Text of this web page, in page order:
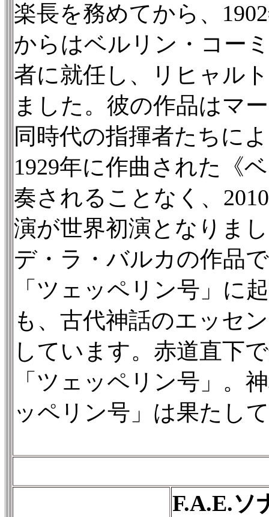
楽長を務めてから、
からはベルリン・コー
者に就任し、リヒャル
ました。彼の作品はマ
同時代の指揮者たちに
1929年に作曲された《
奏されることなく、
演が世界初演となりま
デ・ラ・バルカの作品
「ツェッペリン号」に
も、古代神話のエッセ
しています。赤道直下
「ツェッペリン号」。
ッペリン号」は果たし
F.A.E.ソ